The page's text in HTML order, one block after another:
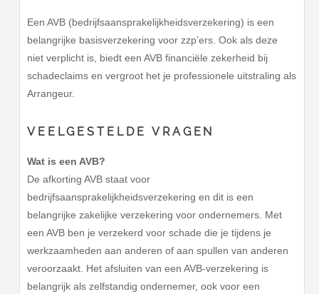
Een AVB (bedrijfsaansprakelijkheidsverzekering) is een
belangrijke basisverzekering voor zzp’ers. Ook als deze
niet verplicht is, biedt een AVB financiële zekerheid bij
schadeclaims en vergroot het je professionele uitstraling als
Arrangeur.
VEELGESTELDE VRAGEN
Wat is een AVB?
De afkorting AVB staat voor
bedrijfsaansprakelijkheidsverzekering en dit is een
belangrijke zakelijke verzekering voor ondernemers. Met
een AVB ben je verzekerd voor schade die je tijdens je
werkzaamheden aan anderen of aan spullen van anderen
veroorzaakt. Het afsluiten van een AVB-verzekering is
belangrijk als zelfstandig ondernemer, ook voor een